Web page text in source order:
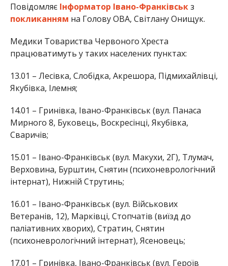
Повідомляє Інформатор Івано-Франківськз
покликанням на Голову ОВА, Світлану Онищук.
Медики Товариства Червоного Хреста
працюватимуть у таких населених пунктах:
13.01 – Лесівка, Слобідка, Акрешора, Підмихайлівці,
Якубівка, Ілемня;
14.01 – Гринівка, Івано-Франківськ (вул. Панаса
Мирного 8, Буковець, Воскресінці, Якубівка,
Сваричів;
15.01 – Івано-Франківськ (вул. Макухи, 2Г), Тлумач,
Верховина, Бурштин, Снятин (психоневрологічний
інтернат), Нижній Струтинь;
16.01 – Івано-Франківськ (вул. Військових
Ветеранів, 12), Марківці, Стопчатів (виїзд до
паліативних хворих), Стратин, Снятин
(психоневрологічний інтернат), Ясеновець;
17.01 – Гринівка, Івано-Франківськ (вул. Героїв